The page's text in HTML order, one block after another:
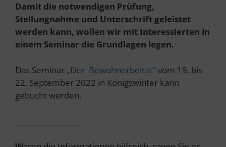
Damit die notwendigen Prüfung,
Stellungnahme und Unterschrift geleistet
werden kann, wollen wir mit Interessierten in
einem Seminar die Grundlagen legen.
Das Seminar „Der Bewohnerbeirat“vom 19. bis
22. September 2022 in Königswinter kann
gebucht werden.